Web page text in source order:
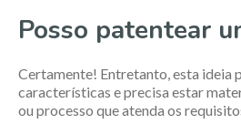
Posso patentear
Certamente! Entretanto, esta ideia
características e precisa estar
ou processo que atenda os